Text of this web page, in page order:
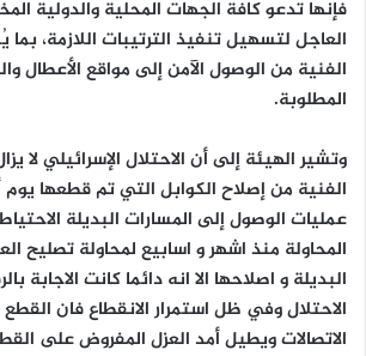
فإنها تدعو كافة الجهات المحلية والدولية
العاجل لتسهيل تنفيذ الترتيبات اللازمة،
الفنية من الوصول الآمن إلى مواقع الأعطال
المطلوبة.
وتشير الهيئة إلى أن الاحتلال الإسرائيلي لا
الفنية من إصلاح الكوابل التي تم قطعها
عمليات الوصول إلى المسارات البديلة
المحاولة منذ اشهر و اسابيع لمحاولة تصليح
البديلة و اصلاحها الا انه دائما كانت الاجابة
الاحتلال وفي ظل استمرار الانقطاع فان
الاتصالات ويطيل أمد العزل المفروض على